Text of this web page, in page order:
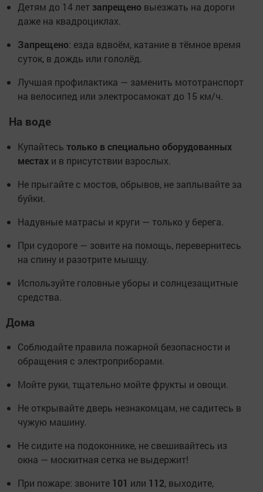
Детям до 14 лет запрещено выезжать на дороги
даже на квадроциклах.
Запрещено: езда вдвоём, катание в тёмное время
суток, в дождь или гололёд.
Лучшая профилактика — заменить мототранспорт
на велосипед или электросамокат до 15 км/ч.
На воде
Купайтесь только в специально оборудованных
местах и в присутствии взрослых.
Не прыгайте с мостов, обрывов, не заплывайте за
буйки.
Надувные матрасы и круги — только у берега.
При судороге — зовите на помощь, перевернитесь
на спину и разотрите мышцу.
Используйте головные уборы и солнцезащитные
средства.
Дома
Соблюдайте правила пожарной безопасности и
обращения с электроприборами.
Мойте руки, тщательно мойте фрукты и овощи.
Не открывайте дверь незнакомцам, не садитесь в
чужую машину.
Не сидите на подоконнике, не свешивайтесь из
окна — москитная сетка не выдержит!
При пожаре: звоните 101 или 112, выходите,